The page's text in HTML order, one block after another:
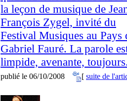
la leçon de musique de
François Zygel, invité du
Festival Musiques au Pays
Gabriel Fauré. La parole
limpide, avenante,
publié le 06/10/2008 [ suite de